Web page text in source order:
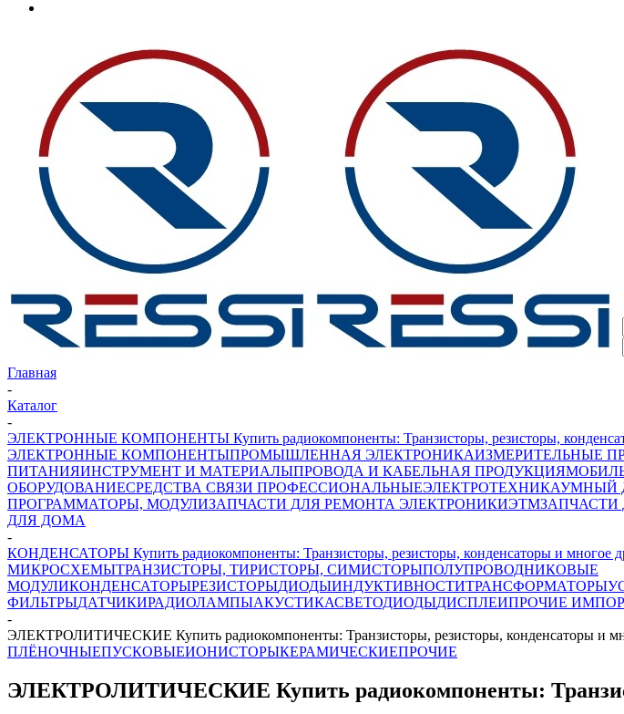
Главная
-
Каталог
-
ЭЛЕКТРОННЫЕ КОМПОНЕНТЫ Купить радиокомпоненты: Транзисторы, резисторы,
ЭЛЕКТРОННЫЕ КОМПОНЕНТЫПРОМЫШЛЕННАЯ ЭЛЕКТРОНИКАИЗМЕРИТЕЛЬНЫЕ
ПИТАНИЯИНСТРУМЕНТ И МАТЕРИАЛЫПРОВОДА И КАБЕЛЬНАЯ ПРОДУКЦИЯ
ОБОРУДОВАНИЕСРЕДСТВА СВЯЗИ ПРОФЕССИОНАЛЬНЫЕЭЛЕКТРОТЕХНИКАУМНЫЙ
ПРОГРАММАТОРЫ, МОДУЛИЗАПЧАСТИ ДЛЯ РЕМОНТА ЭЛЕКТРОНИКИЭТМЗАПЧАСТИ
ДЛЯ ДОМА
-
КОНДЕНСАТОРЫ Купить радиокомпоненты: Транзисторы, резисторы, конденсаторы и многое
МИКРОСХЕМЫТРАНЗИСТОРЫ, ТИРИСТОРЫ, СИМИСТОРЫПОЛУПРОВОДНИКОВЫЕ
МОДУЛИКОНДЕНСАТОРЫРЕЗИСТОРЫДИОДЫИНДУКТИВНОСТИТРАНСФОРМАТОРЫ
ФИЛЬТРЫДАТЧИКИРАДИОЛАМПЫАКУСТИКАСВЕТОДИОДЫДИСПЛЕИПРОЧИЕ
-
ЭЛЕКТРОЛИТИЧЕСКИЕ Купить радиокомпоненты: Транзисторы, резисторы, конденсаторы и
ПЛЁНОЧНЫЕПУСКОВЫЕИОНИСТОРЫКЕРАМИЧЕСКИЕПРОЧИЕ
ЭЛЕКТРОЛИТИЧЕСКИЕ Купить радиокомпоненты: